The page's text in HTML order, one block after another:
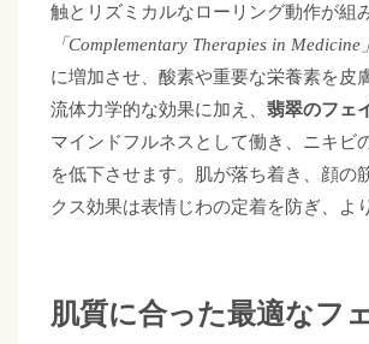
触とリズミカルなローリング動作が組
「Complementary Therapies in Medicine」
に増加させ、酸素や重要な栄養素を皮
流体力学的な効果に加え、 翡翠のフェ
マインドフルネスとして働き、ニキビ
を低下させます。肌が落ち着き、顔の
クス効果は表情じわの定着を防ぎ、よ
肌質に合った最適なフ